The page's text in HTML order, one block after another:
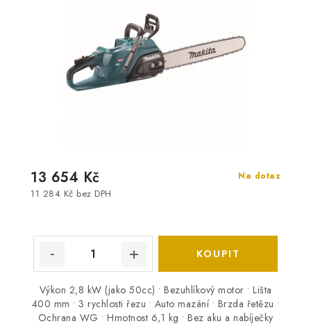
Na dotaz
11 284 Kč bez DPH
13 654 Kč
Výkon 2,8 kW (jako 50cc) • Bezuhlíkový motor • Lišta
400 mm • 3 rychlosti řezu • Auto mazání • Brzda řetězu •
Ochrana WG • Hmotnost 6,1 kg • Bez aku a nabíječky